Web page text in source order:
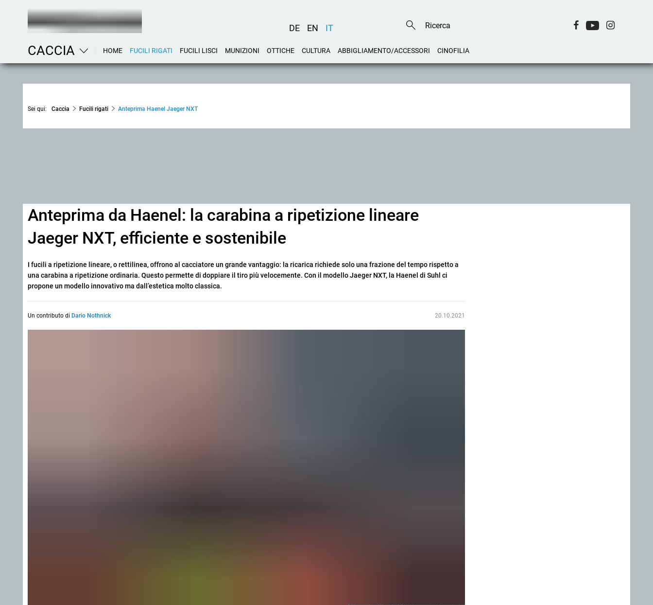
DE EN IT
CACCIA HOME FUCILI RIGATI FUCILI LISCI MUNIZIONI OTTICHE CULTURA ABBIGLIAMENTO/ACCESSORI CINOFILIA
Sei qui: Caccia Fucili rigati Anteprima Haenel Jaeger NXT
Anteprima da Haenel: la carabina a ripetizione lineare
Jaeger NXT, efficiente e sostenibile
I fucili a ripetizione lineare, o rettilinea, offrono al cacciatore un grande vantaggio: la ricarica richiede solo una frazione del tempo rispetto a
una carabina a ripetizione ordinaria. Questo permette di doppiare il tiro più velocemente. Con il modello Jaeger NXT, la Haenel di Suhl ci
propone un modello innovativo ma dall’estetica molto classica.
Un contributo di Dario Nothnick 20.10.2021